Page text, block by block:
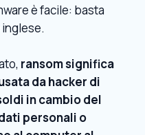
è facile: basta
ransom significa
da hacker di
in cambio del
personali o